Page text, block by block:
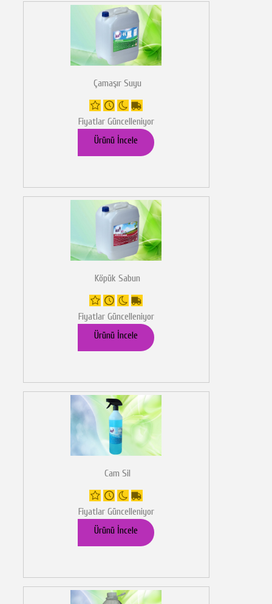
Çamaşır Suyu
Fiyatlar Güncelleniyor
Ürünü İncele
Köpük Sabun
Fiyatlar Güncelleniyor
Ürünü İncele
Cam Sil
Fiyatlar Güncelleniyor
Ürünü İncele